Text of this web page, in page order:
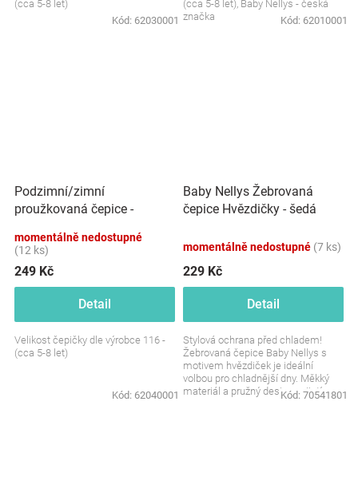
(cca 5-8 let)
Kód: 62030001
(cca 5-8 let), Baby Nellys - česká
značka
Kód: 62010001
Podzimní/zimní
proužkovaná čepice -
momentálně nedostupné
(12 ks)
249 Kč
Detail
Velikost čepičky dle výrobce 116 -
(cca 5-8 let)
Kód: 62040001
Baby Nellys Žebrovaná
čepice Hvězdičky - šedá
momentálně nedostupné (7 ks)
229 Kč
Detail
Stylová ochrana před chladem!
Žebrovaná čepice Baby Nellys s
motivem hvězdiček je ideální
volbou pro chladnější dny. Měkký
materiál a pružný design zajistí
Kód: 70541801